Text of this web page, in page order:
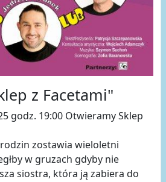
z Facetami"
godz. 19:00 Otwieramy Sklep
zostawia wieloletni
w gruzach gdyby nie
siostra, która ją zabiera do